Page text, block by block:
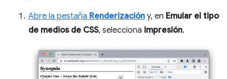
Abre la pestaña Renderización y, en Emular el tipo
de medios de CSS, selecciona impresión.